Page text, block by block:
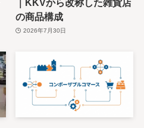
｜KKVから改称した雑貨店
の商品構成
2026年7月30日